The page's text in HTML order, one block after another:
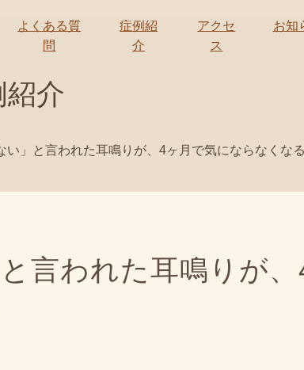
よくある質
問
症例紹
介
アクセ
ス
お知
介
」と言われた耳鳴りが、4ヶ月で気にならなくな
言われた耳鳴りが、